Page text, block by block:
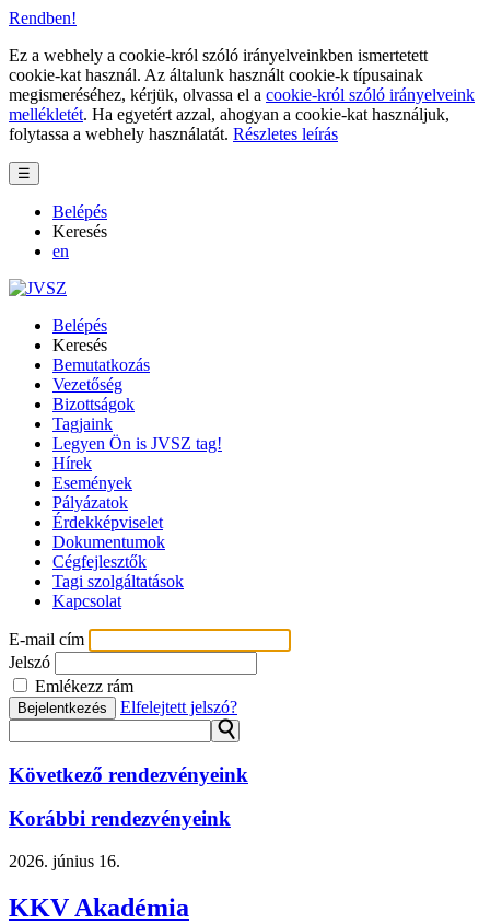
Rendben!
Ez a webhely a cookie-król szóló irányelveinkben ismertetett
cookie-kat használ. Az általunk használt cookie-k típusainak
megismeréséhez, kérjük, olvassa el a cookie-król szóló irányelveink
mellékletét. Ha egyetért azzal, ahogyan a cookie-kat használjuk,
folytassa a webhely használatát. Részletes leírás
☰
Belépés
Keresés
en
Belépés
Keresés
Bemutatkozás
Vezetőség
Bizottságok
Tagjaink
Legyen Ön is JVSZ tag!
Hírek
Események
Pályázatok
Érdekképviselet
Dokumentumok
Cégfejlesztők
Tagi szolgáltatások
Kapcsolat
E-mail cím
Jelszó
Emlékezz rám
Bejelentkezés Elfelejtett jelszó?
⚲
Következő rendezvényeink
Korábbi rendezvényeink
2026. június 16.
KKV Akadémia